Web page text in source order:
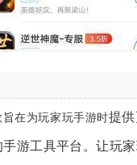
在为玩家玩手游时提
游工具平台。让玩